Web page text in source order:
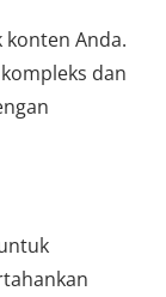
Anda.
dan